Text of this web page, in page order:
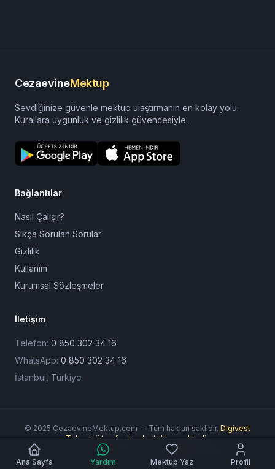
Ana Sayfa Yardım Mektup Yaz Profil
CezaevineMektup
Sevdiğinize güvenle mektup ulaştırmanın en kolay yolu.
Kurallara uygunluk ve gizlilik güvencesiyle.
Bağlantılar
Nasıl Çalışır?
Sıkça Sorulan Sorular
Gizlilik
Kullanım
Kurumsal Sözleşmeler
İletişim
Telefon: 0 850 302 34 16
WhatsApp: 0 850 302 34 16
İstanbul, Türkiye
© 2025 CezaevineMektup.com — Tüm hakları saklıdır. Digivest
Teknoloji tarafından desteklenmektedir.
Ödeme Yöntemleri: